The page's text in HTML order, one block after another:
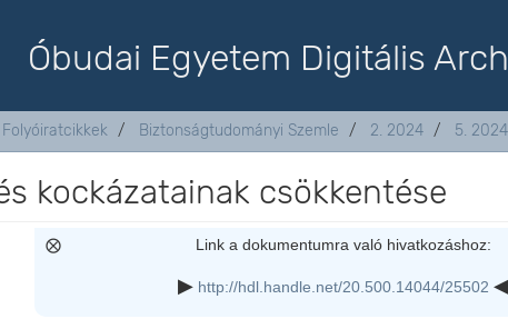
Óbudai Egyetem Digitális
Folyóiratcikkek Biztonságtudományi Szemle 2. 2024 5.
kockázatainak csökkentése
Link a dokumentumra való hivatkozáshoz:
http://hdl.handle.net/20.500.14044/25502